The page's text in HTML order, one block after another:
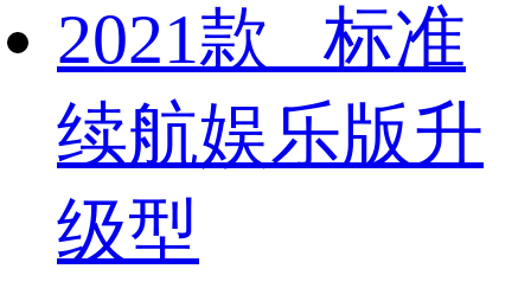
2021款 标准
续航娱乐版升
级型